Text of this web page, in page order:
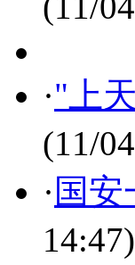
·"上
(11/
· 国安
14:47)